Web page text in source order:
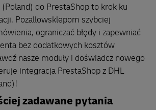
do PrestaShop to krok ku
Pozallowsklepom szybciej
ograniczać błędy i zapewniać
bez dodatkowych kosztów
nasze moduły i doświadcz nowego
integracja PrestaShop z DHL
zadawane pytania